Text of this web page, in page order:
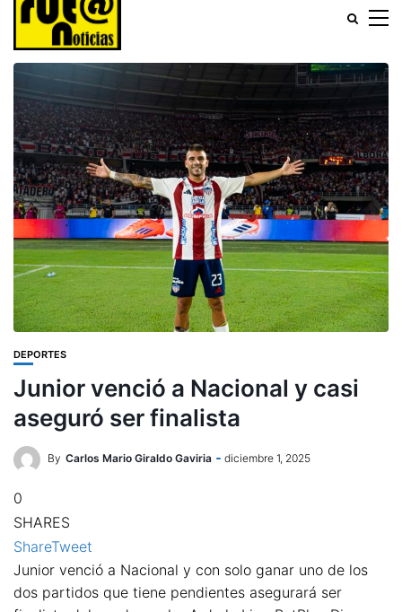
DEPORTES
Junior venció a Nacional y casi
aseguró ser finalista
By Carlos Mario Giraldo Gaviria diciembre 1, 2025
0
SHARES
ShareTweet
Junior venció a Nacional y con solo ganar uno de los
dos partidos que tiene pendientes asegurará ser